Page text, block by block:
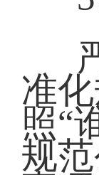
准
照“
规